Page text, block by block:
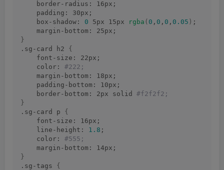
    border-radius: 16px;
    padding: 30px;
    box-shadow:
0 5px 15px rgba ( 0 , 0 , 0 , 0.05 ) ;
    margin-bottom: 25px;
}
.sg-card h2 {
    font-size: 22px;
    color:
#222;
    margin-bottom: 18px;
    padding-bottom: 10px;
    border-bottom: 2px solid
#f2f2f2;
}
.sg-card p {
    font-size: 16px;
    line-height:
1.8 ;
    color:
#555;
    margin-bottom: 14px;
}
.sg-tags {